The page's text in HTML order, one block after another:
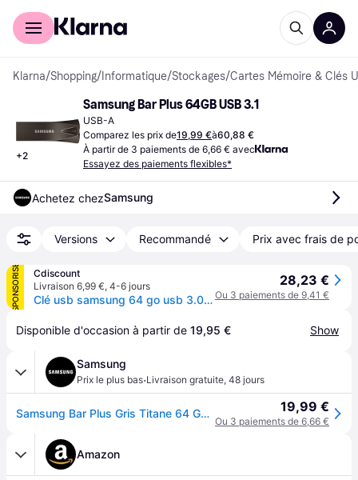
Acheter avec Klarna
Klarna/Shopping/ Informatique/Stockages/Cartes Mémoire & Clés
+2
Samsung Bar Plus 64GB USB 3.1
USB-A
Comparez les prix de19,99 €à60,88 €
À partir de 3 paiements de 6,66 € avec
Essayez des paiements flexibles*
Achetez chezSamsung
Versions Recommandé Prix avec frais de
SPONSORISÉ
Cdiscount
Livraison 6,99 €, 4-6 jours
Clé usb samsung 64 go usb 3.0 3.1 muf-32be flash mémoire drive stick 200mb/s - Gris
28,23 €
Ou 3 paiements de 9,41 €
Disponible d'occasion à partir de 19,95 € Show
Samsung
Prix le plus bas·Livraison gratuite, 48 jours
Samsung Bar Plus Gris Titane 64 Go Clé USB 3.1 - MUF-64BE4/APC - Titan Grey 19,99 €
Ou 3 paiements de 6,66 €
Amazon